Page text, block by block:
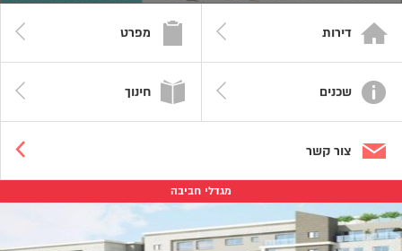
דירות מפרט
שכנים חינוך
צור קשר
מגדלי חביבה